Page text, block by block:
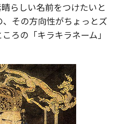
らしい名前をつけたいと
その方向性がちょっとズ
ろの「キラキラネーム」